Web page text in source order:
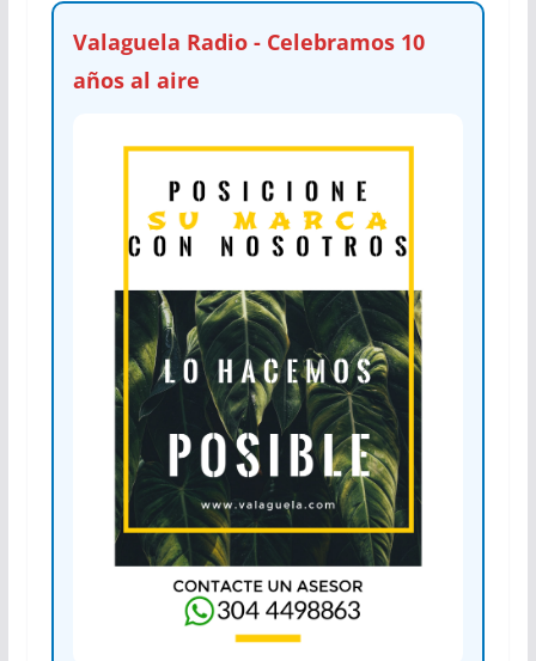
Valaguela Radio - Celebramos 10
años al aire